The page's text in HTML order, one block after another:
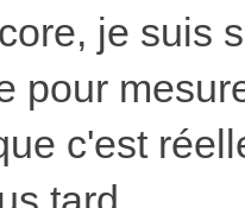
je suis
pour
c'est